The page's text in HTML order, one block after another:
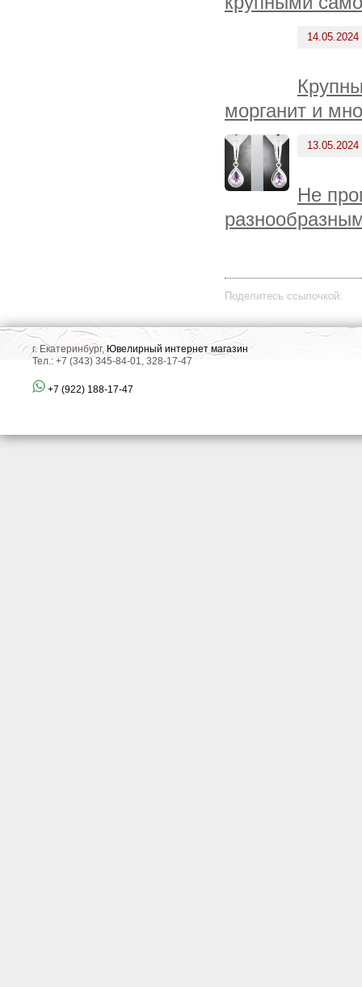
14.05.2024
морганит и
13.05.2024
Не
Поделитесь ссылочкой:
г. Екатеринбург, Ювелирный интернет магазин
Тел.: +7 (343) 345-84-01, 328-17-47
+7 (922) 188-17-47